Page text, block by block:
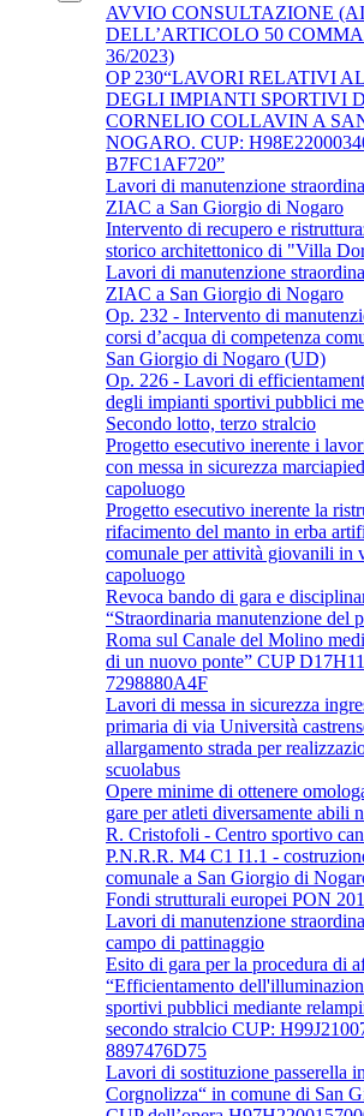
AVVIO CONSULTAZIONE
DELL’ARTICOLO 50
36/2023)
OP 230“LAVORI RELATIVI
DEGLI IMPIANTI SPORTIVI
CORNELIO COLLAVIN A
NOGARO. CUP:
B7FC1AF720”
Lavori di manutenzione
ZIAC a San Giorgio di Nogaro
Intervento di recupero e
storico architettonico di "Villa
Lavori di manutenzione
ZIAC a San Giorgio di Nogaro
Op. 232 - Intervento di
corsi d’acqua di competenza
San Giorgio di Nogaro (UD)
Op. 226 - Lavori di
degli impianti sportivi pubblici
Secondo lotto, terzo stralcio
Progetto esecutivo inerente i
con messa in sicurezza
capoluogo
Progetto esecutivo inerente la
rifacimento del manto in erba
comunale per attività giovanili in
capoluogo
Revoca bando di gara e
“Straordinaria manutenzione del
Roma sul Canale del Molino
di un nuovo ponte” CUP
7298880A4F
Lavori di messa in sicurezza
primaria di via Università
allargamento strada per
scuolabus
Opere minime di ottenere
gare per atleti diversamente abili
R. Cristofoli - Centro sportivo
P.N.R.R. M4 C1 I1.1 -
comunale a San Giorgio di
Fondi strutturali europei PON
Lavori di manutenzione
campo di pattinaggio
Esito di gara per la procedura di
“Efficientamento
sportivi pubblici mediante
secondo stralcio CUP:
8897476D75
Lavori di sostituzione passerella
Corgnolizza“ in comune di San